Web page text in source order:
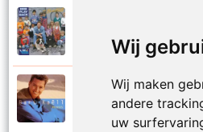
Wij
Wij maken
andere
uw
Popidool
Bart Kaell
Prinses